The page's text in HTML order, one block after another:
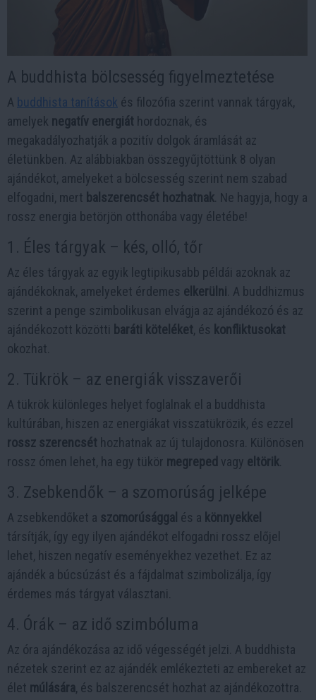
A buddhista bölcsesség figyelmeztetése
A buddhista tanítások és filozófia szerint vannak tárgyak,
amelyek negatív energiát hordoznak, és
megakadályozhatják a pozitív dolgok áramlását az
életünkben. Az alábbiakban összegyűjtöttünk 8 olyan
ajándékot, amelyeket a bölcsesség szerint nem szabad
elfogadni, mert balszerencsét hozhatnak . Ne hagyja, hogy a
rossz energia betörjön otthonába vagy életébe!
1. Éles tárgyak – kés, olló, tőr
Az éles tárgyak az egyik legtipikusabb példái azoknak az
ajándékoknak, amelyeket érdemes elkerülni
. A buddhizmus
szerint a penge szimbolikusan elvágja az ajándékozó és az
ajándékozott közötti baráti köteléket, és konfliktusokat
okozhat.
2. Tükrök – az energiák visszaverői
A tükrök különleges helyet foglalnak el a buddhista
kultúrában, hiszen az energiákat visszatükrözik, és ezzel
rossz szerencsét hozhatnak az új tulajdonosra. Különösen
rossz ómen lehet, ha egy tükör megreped vagy eltörik
3. Zsebkendők – a szomorúság jelképe
A zsebkendőket a szomorúsággal és a könnyekkel
társítják, így egy ilyen ajándékot elfogadni rossz előjel
lehet, hiszen negatív eseményekhez vezethet. Ez az
ajándék a búcsúzást és a fájdalmat szimbolizálja, így
érdemes más tárgyat választani.
4. Órák – az idő szimbóluma
Az óra ajándékozása az idő végességét jelzi. A buddhista
nézetek szerint ez az ajándék emlékezteti az embereket az
élet múlására, és balszerencsét hozhat az ajándékozottra.